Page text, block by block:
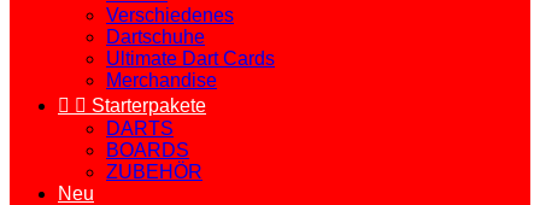
Verschiedenes
Dartschuhe
Ultimate Dart Cards
Merchandise
  Starterpakete
DARTS
BOARDS
ZUBEHÖR
Neu